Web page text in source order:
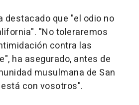
destacado que "el odio no
"No toleraremos
contra las
ha asegurado, antes de
musulmana de San
con vosotros".